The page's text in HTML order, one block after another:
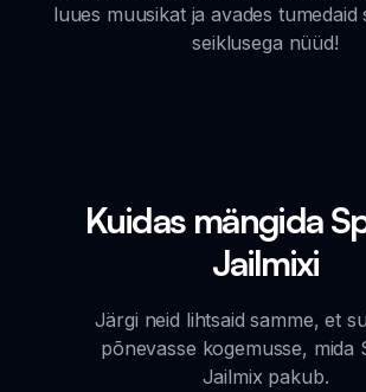
luues muusikat ja avades tumedaid
seiklusega nüüd!
Kuidas mängida
Jailmixi
Järgi neid lihtsaid samme, et
põnevasse kogemusse, mida
Jailmix pakub.